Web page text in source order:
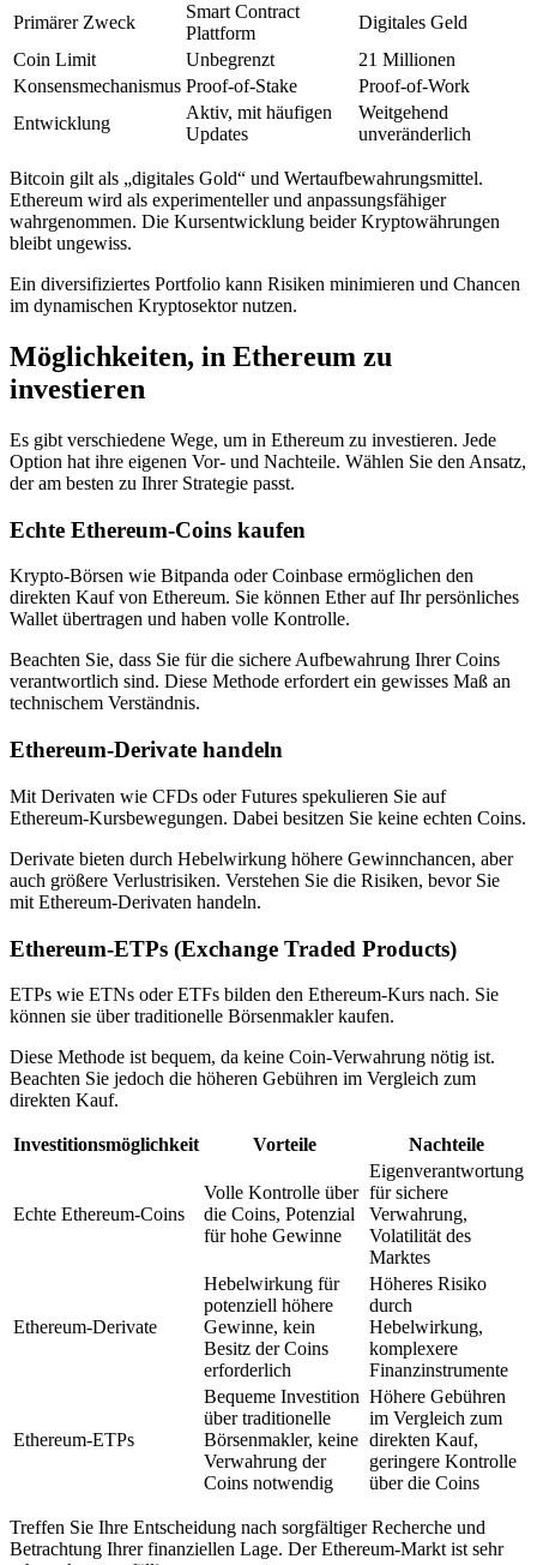
Primärer Zweck
Smart Contract
Plattform
Digitales Geld
Coin Limit
Unbegrenzt
21 Millionen
Konsensmechanismus Proof-of-Stake
Proof-of-Work
Entwicklung
Aktiv, mit häufigen
Updates
Weitgehend
unveränderlich
Bitcoin gilt als „digitales Gold“ und Wertaufbewahrungsmittel.
Ethereum wird als experimenteller und anpassungsfähiger
wahrgenommen. Die Kursentwicklung beider Kryptowährungen
bleibt ungewiss.
Ein diversifiziertes Portfolio kann Risiken minimieren und Chancen
im dynamischen Kryptosektor nutzen.
Möglichkeiten, in Ethereum zu
investieren
Es gibt verschiedene Wege, um in Ethereum zu investieren. Jede
Option hat ihre eigenen Vor- und Nachteile. Wählen Sie den Ansatz,
der am besten zu Ihrer Strategie passt.
Echte Ethereum-Coins kaufen
Krypto-Börsen wie Bitpanda oder Coinbase ermöglichen den
direkten Kauf von Ethereum. Sie können Ether auf Ihr persönliches
Wallet übertragen und haben volle Kontrolle.
Beachten Sie, dass Sie für die sichere Aufbewahrung Ihrer Coins
verantwortlich sind. Diese Methode erfordert ein gewisses Maß an
technischem Verständnis.
Ethereum-Derivate handeln
Mit Derivaten wie CFDs oder Futures spekulieren Sie auf
Ethereum-Kursbewegungen. Dabei besitzen Sie keine echten Coins.
Derivate bieten durch Hebelwirkung höhere Gewinnchancen, aber
auch größere Verlustrisiken. Verstehen Sie die Risiken, bevor Sie
mit Ethereum-Derivaten handeln.
Ethereum-ETPs (Exchange Traded Products)
ETPs wie ETNs oder ETFs bilden den Ethereum-Kurs nach. Sie
können sie über traditionelle Börsenmakler kaufen.
Diese Methode ist bequem, da keine Coin-Verwahrung nötig ist.
Beachten Sie jedoch die höheren Gebühren im Vergleich zum
direkten Kauf.
Investitionsmöglichkeit Vorteile Nachteile
Echte Ethereum-Coins
Volle Kontrolle über
die Coins, Potenzial
für hohe Gewinne
Eigenverantwortung
für sichere
Verwahrung,
Volatilität des
Marktes
Ethereum-Derivate
Hebelwirkung für
potenziell höhere
Gewinne, kein
Besitz der Coins
erforderlich
Höheres Risiko
durch
Hebelwirkung,
komplexere
Finanzinstrumente
Ethereum-ETPs
Bequeme Investition
über traditionelle
Börsenmakler, keine
Verwahrung der
Coins notwendig
Höhere Gebühren
im Vergleich zum
direkten Kauf,
geringere Kontrolle
über die Coins
Treffen Sie Ihre Entscheidung nach sorgfältiger Recherche und
Betrachtung Ihrer finanziellen Lage. Der Ethereum-Markt ist sehr